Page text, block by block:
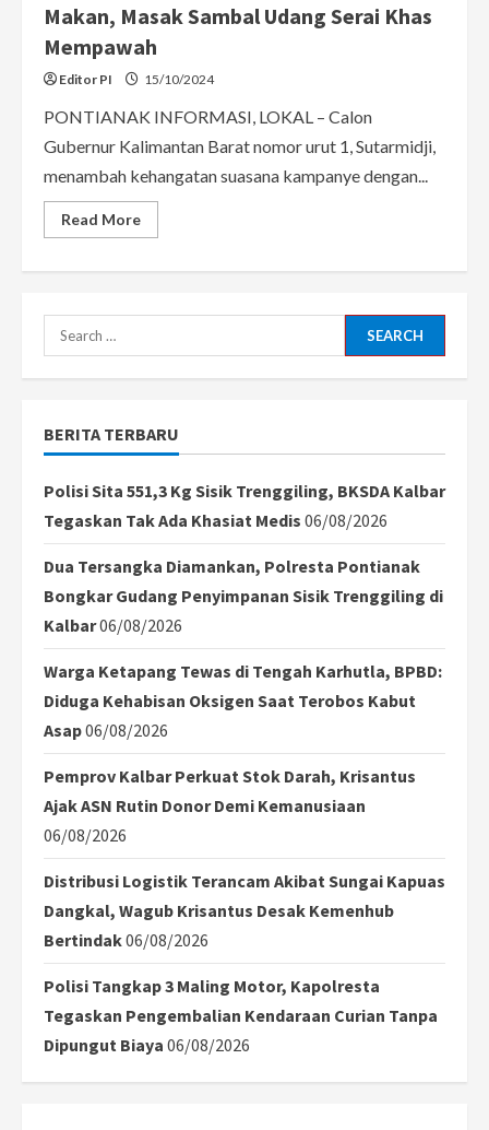
Makan, Masak Sambal Udang Serai Khas
Mempawah
Editor PI 15/10/2024
PONTIANAK INFORMASI, LOKAL – Calon
Gubernur Kalimantan Barat nomor urut 1, Sutarmidji,
menambah kehangatan suasana kampanye dengan...
Read MoreRead
more
Masak
Mempawah
Search
for:
BERITA TERBARU
Polisi Sita 551,3 Kg Sisik Trenggiling, BKSDA Kalbar
Tegaskan Tak Ada Khasiat Medis 06/08/2026
Dua Tersangka Diamankan, Polresta Pontianak
Bongkar Gudang Penyimpanan Sisik Trenggiling di
Kalbar06/08/2026
Warga Ketapang Tewas di Tengah Karhutla, BPBD:
Diduga Kehabisan Oksigen Saat Terobos Kabut
Asap06/08/2026
Pemprov Kalbar Perkuat Stok Darah, Krisantus
Ajak ASN Rutin Donor Demi Kemanusiaan
06/08/2026
Distribusi Logistik Terancam Akibat Sungai Kapuas
Dangkal, Wagub Krisantus Desak Kemenhub
Bertindak06/08/2026
Polisi Tangkap 3 Maling Motor, Kapolresta
Tegaskan Pengembalian Kendaraan Curian Tanpa
Dipungut Biaya 06/08/2026